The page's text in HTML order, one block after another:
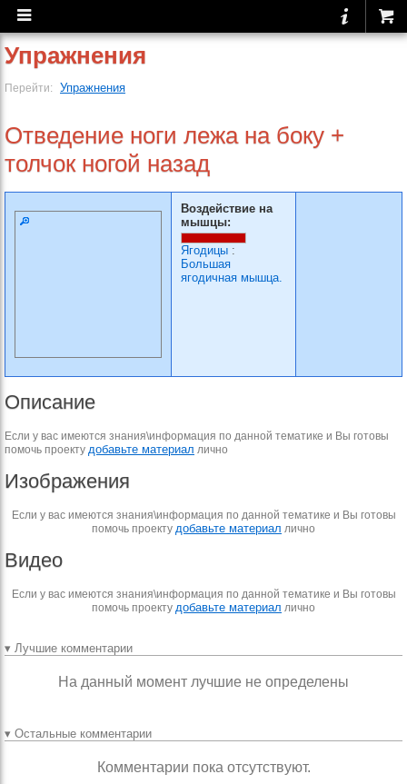
Упражнения
Перейти: Упражнения
Отведение ноги лежа на боку +
толчок ногой назад
Воздействие на
мышцы:
Ягодицы :
Большая
ягодичная мышца.
Описание
Если у вас имеются знания\информация по данной тематике и Вы готовы
помочь проекту добавьте материал лично
Изображения
Если у вас имеются знания\информация по данной тематике и Вы готовы
помочь проекту добавьте материал лично
Видео
Если у вас имеются знания\информация по данной тематике и Вы готовы
помочь проекту добавьте материал лично
▾ Лучшие комментарии
На данный момент лучшие не определены
▾ Остальные комментарии
Комментарии пока отсутствуют.